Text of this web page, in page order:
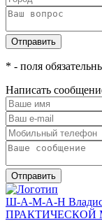
Отправить
* - поля
Написать
Отправить
Ш-А-М-А-Н
ПРАКТИЧЕСКОЙ